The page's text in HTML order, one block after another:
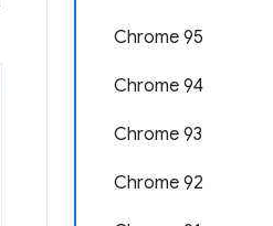
Chrome 95
Chrome 94
Chrome 93
Chrome 92